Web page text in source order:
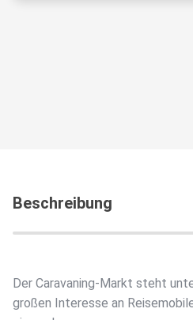
Beschreibung
Der Caravaning-Markt steht
großen Interesse an